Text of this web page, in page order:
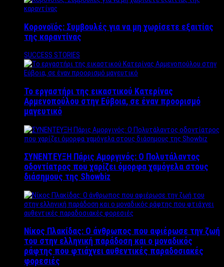
Κορονοϊός: Συμβουλές για να μη χωρίσετε εξαιτίας
της καραντίνας
SUCCESS STORIES
Το εργαστήρι της εικαστικού Κατερίνας
Αρμενοπούλου στην Εύβοια, σε έναν προορισμό
μαγευτικό
ΣΥΝΕΝΤΕΥΞΗ Πάρις Αμοργινός: O Πολυτάλαντος
οδοντίατρος που χαρίζει όμορφα χαμόγελα στους
διάσημους της Showbiz
Νίκος Πλακίδας: O άνθρωπος που αφιέρωσε την ζωή
του στην ελληνική παράδοση και ο μοναδικός
ράφτης που φτιάχνει αυθεντικές παραδοσιακές
φορεσιές